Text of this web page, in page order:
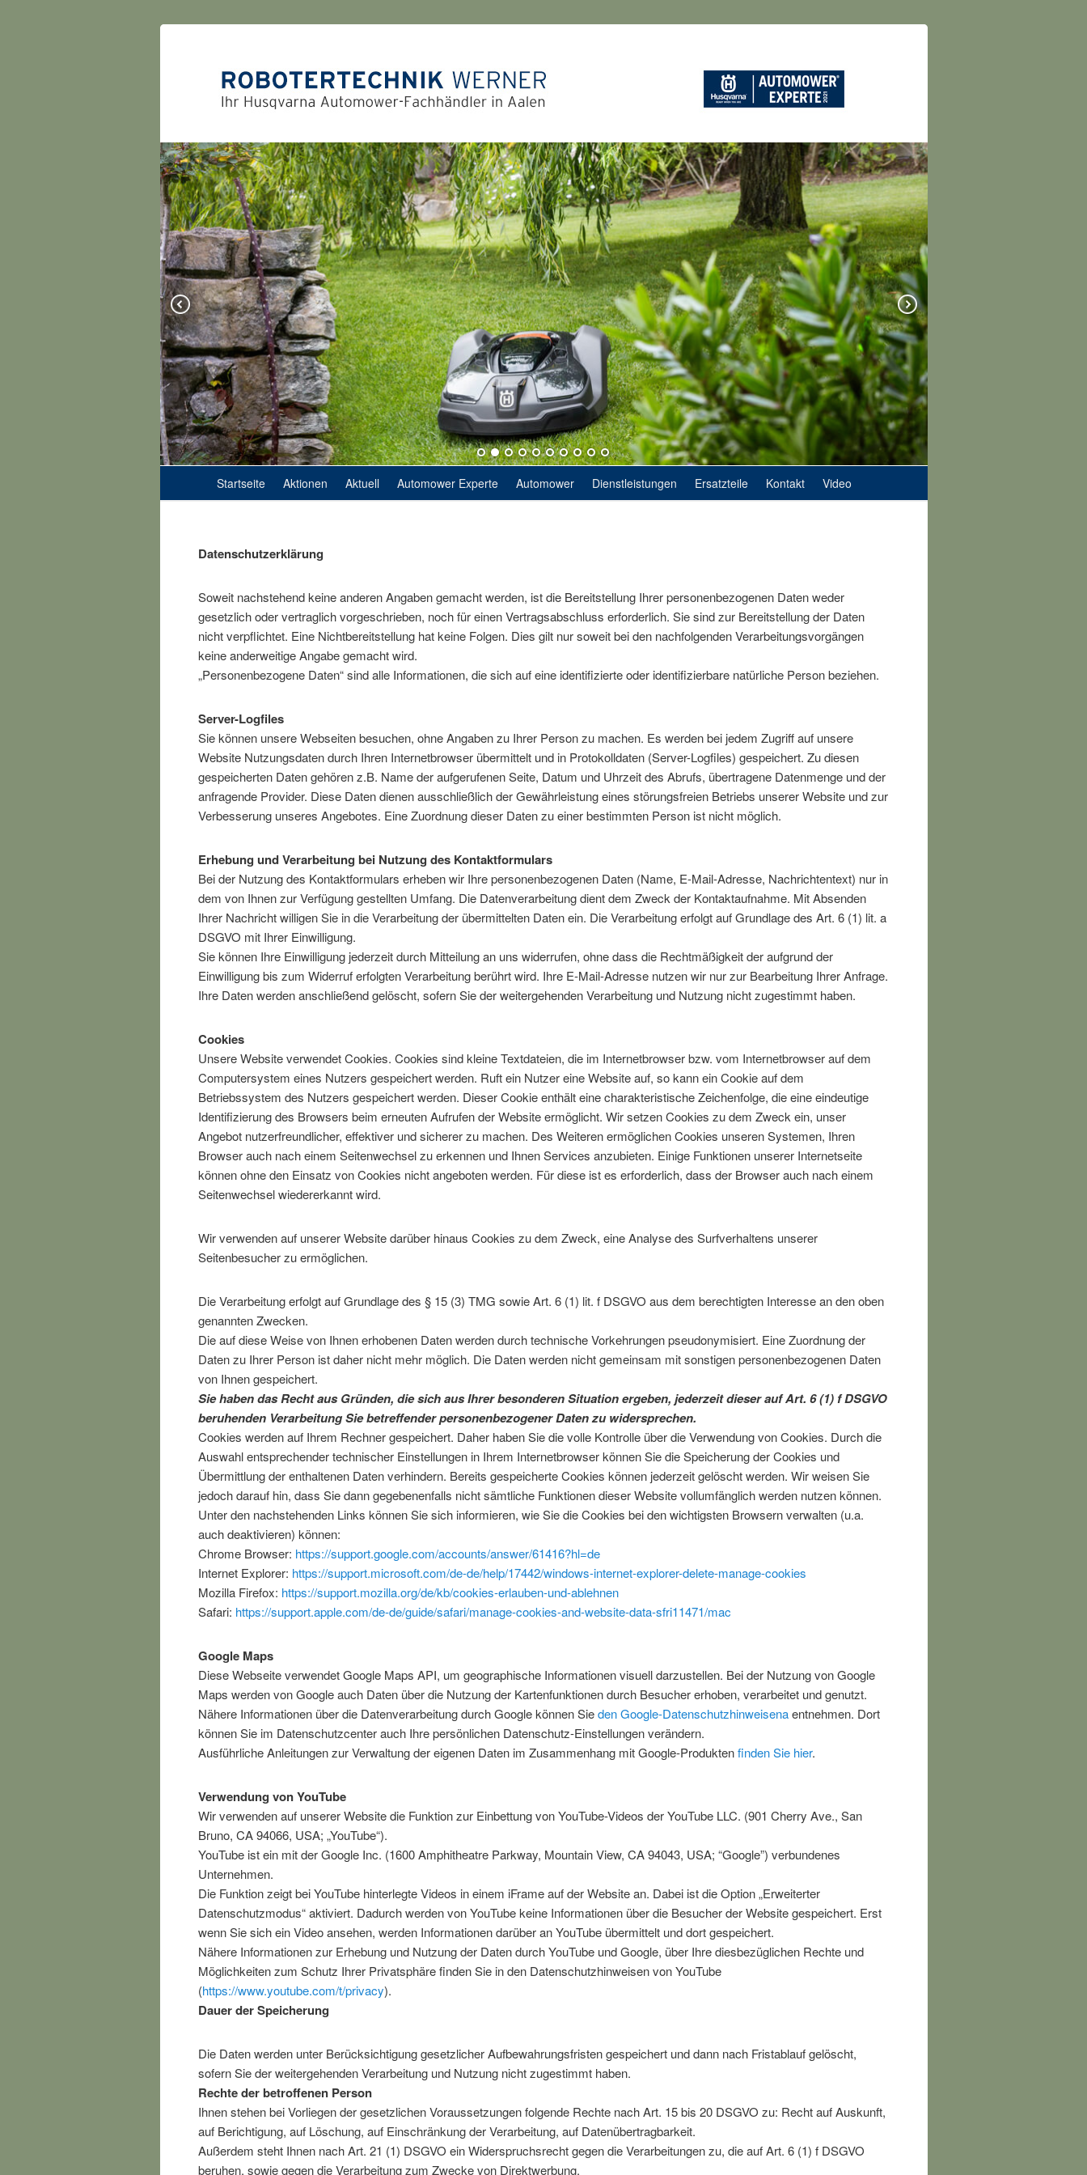
Hauptmenü
Weiter zum Hauptinhalt
Weiter zum Sekundärinhalt
Startseite Aktionen Aktuell Automower Experte Automower Dienstleistungen Ersatzteile Kontakt Video
Datenschutzerklärung
Soweit nachstehend keine anderen Angaben gemacht werden, ist die Bereitstellung Ihrer personenbezogenen Daten weder
gesetzlich oder vertraglich vorgeschrieben, noch für einen Vertragsabschluss erforderlich. Sie sind zur Bereitstellung der Daten
nicht verpflichtet. Eine Nichtbereitstellung hat keine Folgen. Dies gilt nur soweit bei den nachfolgenden Verarbeitungsvorgängen
keine anderweitige Angabe gemacht wird.
„Personenbezogene Daten“ sind alle Informationen, die sich auf eine identifizierte oder identifizierbare natürliche Person beziehen.
Server-Logfiles
Sie können unsere Webseiten besuchen, ohne Angaben zu Ihrer Person zu machen. Es werden bei jedem Zugriff auf unsere
Website Nutzungsdaten durch Ihren Internetbrowser übermittelt und in Protokolldaten (Server-Logfiles) gespeichert. Zu diesen
gespeicherten Daten gehören z.B. Name der aufgerufenen Seite, Datum und Uhrzeit des Abrufs, übertragene Datenmenge und der
anfragende Provider. Diese Daten dienen ausschließlich der Gewährleistung eines störungsfreien Betriebs unserer Website und zur
Verbesserung unseres Angebotes. Eine Zuordnung dieser Daten zu einer bestimmten Person ist nicht möglich.
Erhebung und Verarbeitung bei Nutzung des Kontaktformulars
Bei der Nutzung des Kontaktformulars erheben wir Ihre personenbezogenen Daten (Name, E-Mail-Adresse, Nachrichtentext) nur in
dem von Ihnen zur Verfügung gestellten Umfang. Die Datenverarbeitung dient dem Zweck der Kontaktaufnahme. Mit Absenden
Ihrer Nachricht willigen Sie in die Verarbeitung der übermittelten Daten ein. Die Verarbeitung erfolgt auf Grundlage des Art. 6 (1) lit. a
DSGVO mit Ihrer Einwilligung.
Sie können Ihre Einwilligung jederzeit durch Mitteilung an uns widerrufen, ohne dass die Rechtmäßigkeit der aufgrund der
Einwilligung bis zum Widerruf erfolgten Verarbeitung berührt wird. Ihre E-Mail-Adresse nutzen wir nur zur Bearbeitung Ihrer Anfrage.
Ihre Daten werden anschließend gelöscht, sofern Sie der weitergehenden Verarbeitung und Nutzung nicht zugestimmt haben.
Cookies
Unsere Website verwendet Cookies. Cookies sind kleine Textdateien, die im Internetbrowser bzw. vom Internetbrowser auf dem
Computersystem eines Nutzers gespeichert werden. Ruft ein Nutzer eine Website auf, so kann ein Cookie auf dem
Betriebssystem des Nutzers gespeichert werden. Dieser Cookie enthält eine charakteristische Zeichenfolge, die eine eindeutige
Identifizierung des Browsers beim erneuten Aufrufen der Website ermöglicht. Wir setzen Cookies zu dem Zweck ein, unser
Angebot nutzerfreundlicher, effektiver und sicherer zu machen. Des Weiteren ermöglichen Cookies unseren Systemen, Ihren
Browser auch nach einem Seitenwechsel zu erkennen und Ihnen Services anzubieten. Einige Funktionen unserer Internetseite
können ohne den Einsatz von Cookies nicht angeboten werden. Für diese ist es erforderlich, dass der Browser auch nach einem
Seitenwechsel wiedererkannt wird.
Wir verwenden auf unserer Website darüber hinaus Cookies zu dem Zweck, eine Analyse des Surfverhaltens unserer
Seitenbesucher zu ermöglichen.
Die Verarbeitung erfolgt auf Grundlage des § 15 (3) TMG sowie Art. 6 (1) lit. f DSGVO aus dem berechtigten Interesse an den oben
genannten Zwecken.
Die auf diese Weise von Ihnen erhobenen Daten werden durch technische Vorkehrungen pseudonymisiert. Eine Zuordnung der
Daten zu Ihrer Person ist daher nicht mehr möglich. Die Daten werden nicht gemeinsam mit sonstigen personenbezogenen Daten
von Ihnen gespeichert.
Sie haben das Recht aus Gründen, die sich aus Ihrer besonderen Situation ergeben, jederzeit dieser auf Art. 6 (1) f DSGVO
beruhenden Verarbeitung Sie betreffender personenbezogener Daten zu widersprechen.
Cookies werden auf Ihrem Rechner gespeichert. Daher haben Sie die volle Kontrolle über die Verwendung von Cookies. Durch die
Auswahl entsprechender technischer Einstellungen in Ihrem Internetbrowser können Sie die Speicherung der Cookies und
Übermittlung der enthaltenen Daten verhindern. Bereits gespeicherte Cookies können jederzeit gelöscht werden. Wir weisen Sie
jedoch darauf hin, dass Sie dann gegebenenfalls nicht sämtliche Funktionen dieser Website vollumfänglich werden nutzen können.
Unter den nachstehenden Links können Sie sich informieren, wie Sie die Cookies bei den wichtigsten Browsern verwalten (u.a.
auch deaktivieren) können:
Chrome Browser: https://support.google.com/accounts/answer/61416?hl=de
Internet Explorer: https://support.microsoft.com/de-de/help/17442/windows-internet-explorer-delete-manage-cookies
Mozilla Firefox: https://support.mozilla.org/de/kb/cookies-erlauben-und-ablehnen
Safari: https://support.apple.com/de-de/guide/safari/manage-cookies-and-website-data-sfri11471/mac
Google Maps
Diese Webseite verwendet Google Maps API, um geographische Informationen visuell darzustellen. Bei der Nutzung von Google
Maps werden von Google auch Daten über die Nutzung der Kartenfunktionen durch Besucher erhoben, verarbeitet und genutzt.
Nähere Informationen über die Datenverarbeitung durch Google können Sieden Google-Datenschutzhinweisenaentnehmen. Dort
können Sie im Datenschutzcenter auch Ihre persönlichen Datenschutz-Einstellungen verändern.
Ausführliche Anleitungen zur Verwaltung der eigenen Daten im Zusammenhang mit Google-Produktenfinden Sie hier.
Verwendung von YouTube
Wir verwenden auf unserer Website die Funktion zur Einbettung von YouTube-Videos der YouTube LLC. (901 Cherry Ave., San
Bruno, CA 94066, USA; „YouTube“).
YouTube ist ein mit der Google Inc. (1600 Amphitheatre Parkway, Mountain View, CA 94043, USA; “Google”) verbundenes
Unternehmen.
Die Funktion zeigt bei YouTube hinterlegte Videos in einem iFrame auf der Website an. Dabei ist die Option „Erweiterter
Datenschutzmodus“ aktiviert. Dadurch werden von YouTube keine Informationen über die Besucher der Website gespeichert. Erst
wenn Sie sich ein Video ansehen, werden Informationen darüber an YouTube übermittelt und dort gespeichert.
Nähere Informationen zur Erhebung und Nutzung der Daten durch YouTube und Google, über Ihre diesbezüglichen Rechte und
Möglichkeiten zum Schutz Ihrer Privatsphäre finden Sie in den Datenschutzhinweisen von YouTube
(https://www.youtube.com/t/privacy).
Dauer der Speicherung
Die Daten werden unter Berücksichtigung gesetzlicher Aufbewahrungsfristen gespeichert und dann nach Fristablauf gelöscht,
sofern Sie der weitergehenden Verarbeitung und Nutzung nicht zugestimmt haben.
Rechte der betroffenen Person
Ihnen stehen bei Vorliegen der gesetzlichen Voraussetzungen folgende Rechte nach Art. 15 bis 20 DSGVO zu: Recht auf Auskunft,
auf Berichtigung, auf Löschung, auf Einschränkung der Verarbeitung, auf Datenübertragbarkeit.
Außerdem steht Ihnen nach Art. 21 (1) DSGVO ein Widerspruchsrecht gegen die Verarbeitungen zu, die auf Art. 6 (1) f DSGVO
beruhen, sowie gegen die Verarbeitung zum Zwecke von Direktwerbung.